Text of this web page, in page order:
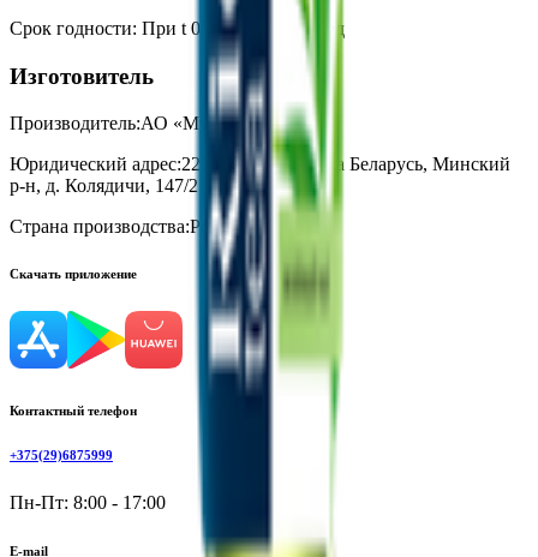
Срок годности: При t 0℃ до 30℃ - 1 год
Изготовитель
Производитель:АО «Мултон»
Юридический адрес:223056, Республика Беларусь, Минский
р-н, д. Колядичи, 147/2
Страна производства:Россия
Скачать приложение
Контактный телефон
+375(29)6875999
Пн-Пт: 8:00 - 17:00
E-mail